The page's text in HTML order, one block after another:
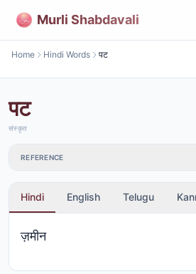
Murli Shabdavali
Home Hindi Words पट
पट
संस्कृत
REFERENCE
Hindi English Telugu
ज़मीन